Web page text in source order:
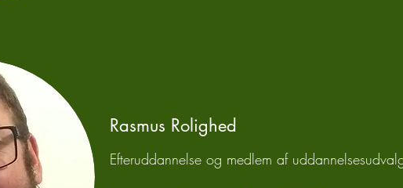
Rasmus Rolighed
Efteruddannelse og medlem af